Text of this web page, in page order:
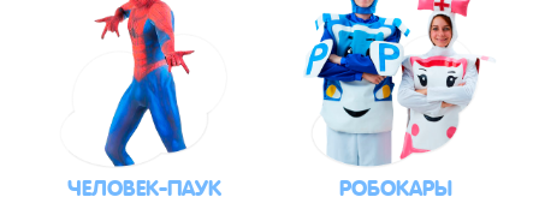
ЧЕЛОВЕК-ПАУК РОБОКАРЫ